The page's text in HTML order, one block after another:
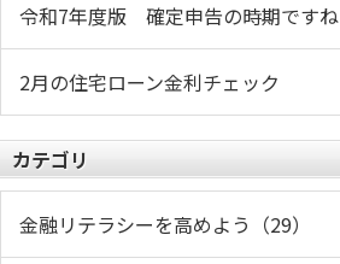
令和7年度版 確定申告の時期ですね
2月の住宅ローン金利チェック
カテゴリ
金融リテラシーを高めよう（29）